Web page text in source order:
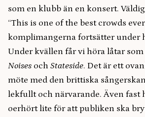
som en klubb än en konsert.
“This is one of the best crowds
komplimangerna fortsätter under
Under kvällen får vi höra låtar som
Noises och Stateside. Det är ett
möte med den brittiska
lekfullt och närvarande. Även fast
oerhört lite för att publiken ska